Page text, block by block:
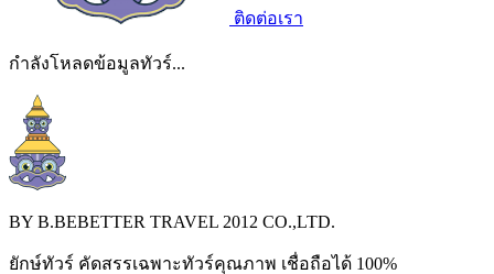
ติดต่อเรา
กำลังโหลดข้อมูลทัวร์...
BY B.BEBETTER TRAVEL 2012 CO.,LTD.
ยักษ์ทัวร์ คัดสรรเฉพาะทัวร์คุณภาพ เชื่อถือได้ 100%